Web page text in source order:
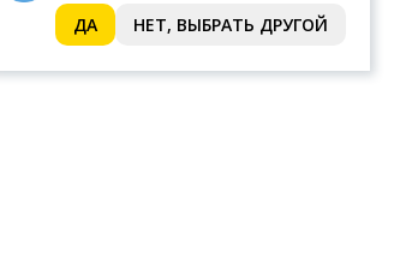
ДА НЕТ, ВЫБРАТЬ ДРУГОЙ